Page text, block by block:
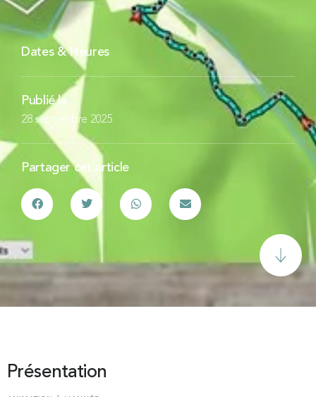
Dates & Heures
Publié le
28 septembre 2025
Partager cet article
Présentation